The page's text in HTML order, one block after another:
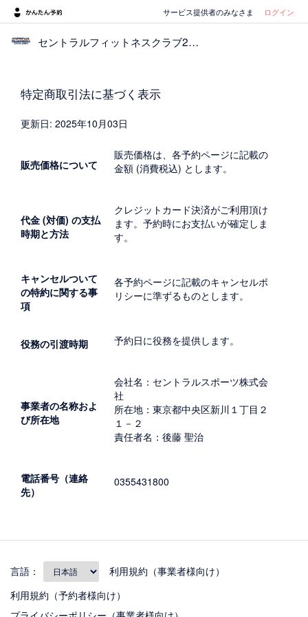
サービス提供者のみなさま ログイン
セントラルフィットネスクラブ24二俣川
特定商取引法に基づく表示
更新日: 2025年10月03日
販売価格について
販売価格は、各予約ページに記載の
金額 (消費税込) とします。
代金 (対価) の支払
時期と方法
クレジットカード決済がご利用頂け
ます。予約時にお支払いが確定しま
す。
キャンセルついて
の特約に関する事
項
各予約ページに記載のキャンセルポ
リシーに準ずるものとします。
役務の引渡時期 予約日に役務を提供します。
事業者の名称およ
び所在地
会社名：セントラルスポーツ株式会
社
所在地：東京都中央区新川１丁目２
１－２
責任者名：後藤 聖治
電話番号（連絡
先）
0355431800
言語：
利用規約（事業者様向け）
利用規約（予約者様向け）